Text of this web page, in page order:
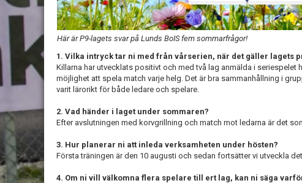
Här är P9-lagets svar på Lunds BoIS fem sommarfrågor!
1. Vilka intryck tar ni med från vårserien, när det gäller lagets
Killarna har utvecklats positivt och med två lag anmälda i seriespelet
möjlighet att spela match varje helg. Det är bra sammanhållning i
varit lärorikt för både ledare och spelare.
2. Vad händer i laget under sommaren?
Efter avslutningen med korvgrillning och match mot ledarna är det
3. Hur planerar ni att inleda verksamheten under hösten?
Första träningen är den 10 augusti och sedan fortsätter vi utveckla
4. Om ni vill välkomna flera spelare till ert lag, kan ni säga